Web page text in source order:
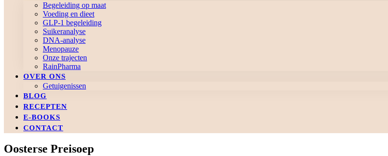
Begeleiding op maat
Voeding en dieet
GLP-1 begeleiding
Suikeranalyse
DNA-analyse
Menopauze
Onze trajecten
RainPharma
OVER ONS
Getuigenissen
BLOG
RECEPTEN
E-BOOKS
CONTACT
Oosterse Preisoep